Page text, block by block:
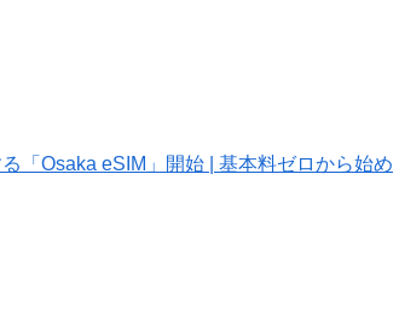
「Osaka eSIM」開始 | 基本料ゼロから始め